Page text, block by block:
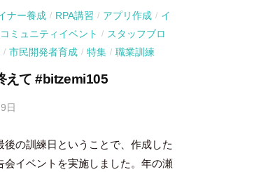
ナー養成 / RPA講習 / アプリ作成 / イ
コミュニティイベント / スタッフブロ
/ 市民開発者育成 / 特集 / 職業訓練
えて #bitzemi105
日
吉
田
後の訓練日ということで、作成した
会イベントを実施しました。年の瀬